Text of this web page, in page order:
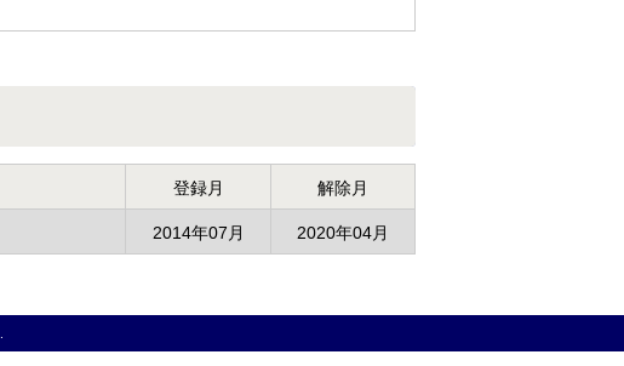
登録月 解除月
2014年07月 2020年04月